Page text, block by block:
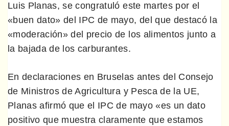
Luis Planas, se congratuló este martes por el
«buen dato» del IPC de mayo, del que destacó la
«moderación» del precio de los alimentos junto a
la bajada de los carburantes.
En declaraciones en Bruselas antes del Consejo
de Ministros de Agricultura y Pesca de la UE,
Planas afirmó que el IPC de mayo «es un dato
positivo que muestra claramente que estamos